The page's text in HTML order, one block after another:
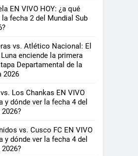
EN VIVO HOY: ¿a qué
la fecha 2 del Mundial Sub
vs. Atlético Nacional: El
enciende la primera
Departamental de la
2026
Los Chankas EN VIVO
y dónde ver la fecha 4 del
vs. Cusco FC EN VIVO
y dónde ver la fecha 4 del